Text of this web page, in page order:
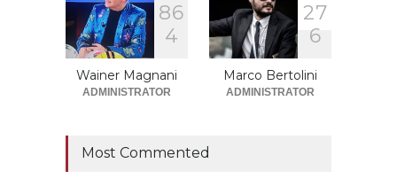
Sono solo sette le
squadre che sono state
promosse la stagione
successiva alla
retrocessione
86
4
Wainer Magnani
ADMINISTRATOR
27
6
Marco Bertolini
ADMINISTRATOR
Most Commented